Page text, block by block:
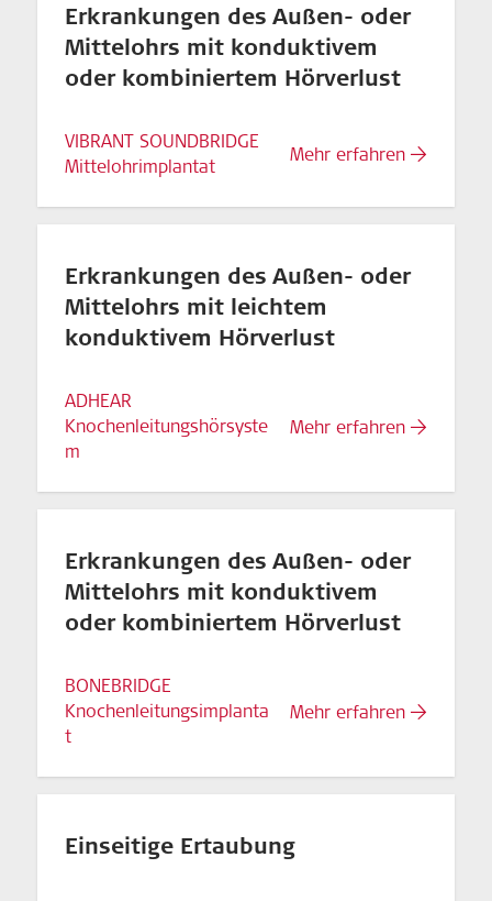
Erkrankungen des Außen- oder
Mittelohrs mit konduktivem
oder kombiniertem Hörverlust
VIBRANT SOUNDBRIDGE
Mittelohrimplantat
Mehr erfahren
Erkrankungen des Außen- oder
Mittelohrs mit leichtem
konduktivem Hörverlust
ADHEAR
Knochenleitungshörsyste
m
Mehr erfahren
Erkrankungen des Außen- oder
Mittelohrs mit konduktivem
oder kombiniertem Hörverlust
BONEBRIDGE
Knochenleitungsimplanta
t
Mehr erfahren
Einseitige Ertaubung